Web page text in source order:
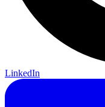
LinkedIn